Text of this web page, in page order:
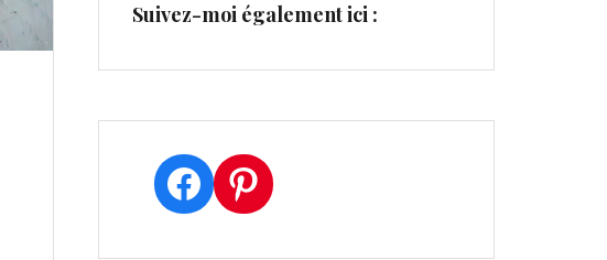
Suivez-moi également ici :
Facebook
Pinterest